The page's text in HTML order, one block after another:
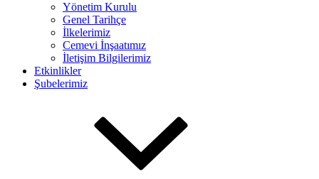
Yönetim Kurulu
Genel Tarihçe
İlkelerimiz
Cemevi İnşaatımız
İletişim Bilgilerimiz
Etkinlikler
Şubelerimiz